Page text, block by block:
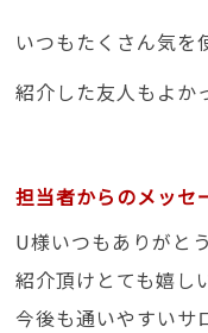
いつもたくさん気を
紹介した友人もよか
担当者からのメッセ
U様いつもありがと
紹介頂けとても嬉し
今後も通いやすいサ